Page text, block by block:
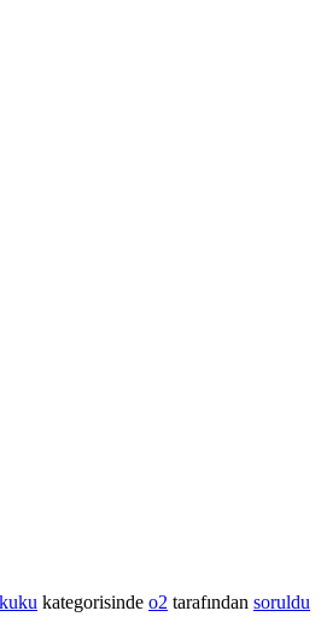
kategorisinde o2 tarafından soruldu